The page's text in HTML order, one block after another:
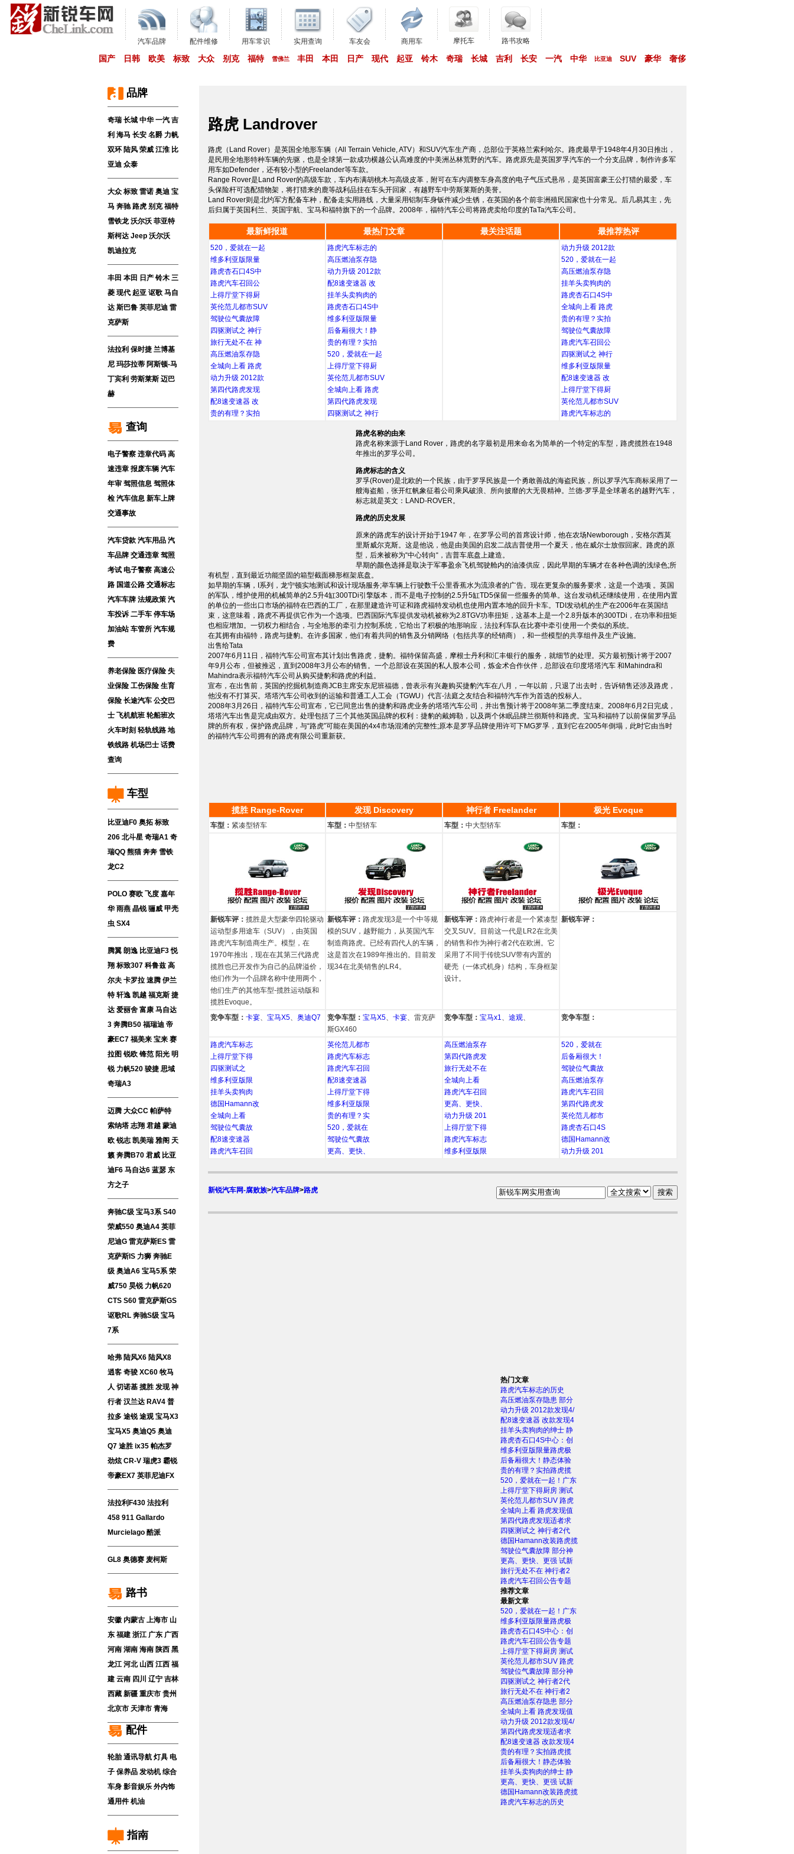
汽车品牌 配件维修 用车常识 实用查询 车友会 商用车 摩托车 路书攻略
国产 日韩 欧美 标致 大众 别克 福特 雪佛兰 丰田 本田 日产 现代 起亚 铃木 奇瑞 长城 吉利 长安 一汽 中华 比亚迪 SUV 豪华 奢侈
品牌
奇瑞 长城 中华 一汽 吉
利 海马 长安 名爵 力帆
双环 陆风 荣威 江淮 比
亚迪 众泰
大众 标致 雷诺 奥迪 宝
马 奔驰 路虎 别克 福特
雪铁龙 沃尔沃 菲亚特
斯柯达 Jeep 沃尔沃
凯迪拉克
丰田 本田 日产 铃木 三
菱 现代 起亚 讴歌 马自
达 斯巴鲁 英菲尼迪 雷
克萨斯
法拉利 保时捷 兰博基
尼 玛莎拉蒂 阿斯顿-马
丁宾利 劳斯莱斯 迈巴
赫
查询
电子警察 违章代码 高
速违章 报废车辆 汽车
年审 驾照信息 驾照体
检 汽车信息 新车上牌
交通事故
汽车贷款 汽车用品 汽
车品牌 交通违章 驾照
考试 电子警察 高速公
路 国道公路 交通标志
汽车车牌 法规政策 汽
车投诉 二手车 停车场
加油站 车管所 汽车规
费
养老保险 医疗保险 失
业保险 工伤保险 生育
保险 长途汽车 公交巴
士 飞机航班 轮船班次
火车时刻 轻轨线路 地
铁线路 机场巴士 话费
查询
车型
比亚迪F0 奥拓 标致
206 北斗星 奇瑞A1 奇
瑞QQ 熊猫 奔奔 雪铁
龙C2
POLO 赛欧 飞度 嘉年
华 雨燕 晶锐 骊威 甲壳
虫 SX4
腾翼 朗逸 比亚迪F3 悦
翔 标致307 科鲁兹 高
尔夫 卡罗拉 速腾 伊兰
特 轩逸 凯越 福克斯 捷
达 爱丽舍 富康 马自达
3 奔腾B50 福瑞迪 帝
豪EC7 福美来 宝来 赛
拉图 锐欧 锋范 阳光 明
锐 力帆520 骏捷 思域
奇瑞A3
迈腾 大众CC 帕萨特
索纳塔 志翔 君越 蒙迪
欧 锐志 凯美瑞 雅阁 天
籁 奔腾B70 君威 比亚
迪F6 马自达6 蓝瑟 东
方之子
奔驰C级 宝马3系 S40
荣威550 奥迪A4 英菲
尼迪G 雷克萨斯ES 雷
克萨斯IS 力狮 奔驰E
级 奥迪A6 宝马5系 荣
威750 昊锐 力帆620
CTS S60 雷克萨斯GS
讴歌RL 奔驰S级 宝马
7系
哈弗 陆风X6 陆风X8
逍客 奇骏 XC60 牧马
人 切诺基 揽胜 发现 神
行者 汉兰达 RAV4 普
拉多 途锐 途观 宝马X3
宝马X5 奥迪Q5 奥迪
Q7 途胜 ix35 帕杰罗
劲炫 CR-V 瑞虎3 霸锐
帝豪EX7 英菲尼迪FX
法拉利F430 法拉利
458 911 Gallardo
Murcielago 酷派
GL8 奥德赛 麦柯斯
路书
安徽 内蒙古 上海市 山
东 福建 浙江 广东 广西
河南 湖南 海南 陕西 黑
龙江 河北 山西 江西 福
建 云南 四川 辽宁 吉林
西藏 新疆 重庆市 贵州
北京市 天津市 青海
配件
轮胎 通讯导航 灯具 电
子 保养品 发动机 综合
车身 影音娱乐 外内饰
通用件 机油
指南
路虎 Landrover
路虎（Land Rover）是英国全地形车辆（All Terrain Vehicle, ATV）和SUV汽车生产商，总部位于英格兰索利哈尔。路虎最早于1948年4月30日推出，
是民用全地形特种车辆的先驱，也是全球第一款成功横越公认高难度的中美洲丛林荒野的汽车。路虎原先是英国罗孚汽车的一个分支品牌，制作许多军
用车如Defender，还有较小型的Freelander等车款。
Range Rover是Land Rover的高级车款，车内布满胡桃木与高级皮革，附可在车内调整车身高度的电子气压式悬吊，是英国富豪王公打猎的最爱，车
头保险杆可选配猎物架，将打猎来的鹿等战利品挂在车头开回家，有越野车中劳斯莱斯的美誉。
Land Rover则是北约军方配备车种，配备走实用路线，大量采用铝制车身钣件减少生锈，在英国的各个前非洲殖民国家也十分常见。后几易其主，先
后归属于英国利兰、英国宇航、宝马和福特旗下的一个品牌。2008年，福特汽车公司将路虎卖给印度的TaTa汽车公司。
最新鲜报道 最热门文章 最关注话题 最推荐热评
520，爱就在一起
维多利亚版限量
路虎杏石口4S中
路虎汽车召回公
上得厅堂下得厨
英伦范儿都市SUV
驾驶位气囊故障
四驱测试之 神行
旅行无处不在 神
高压燃油泵存隐
全城向上看 路虎
动力升级 2012款
第四代路虎发现
配8速变速器 改
贵的有理？实拍
路虎汽车标志的
高压燃油泵存隐
动力升级 2012款
配8速变速器 改
挂羊头卖狗肉的
路虎杏石口4S中
维多利亚版限量
后备厢很大！静
贵的有理？实拍
520，爱就在一起
上得厅堂下得厨
英伦范儿都市SUV
全城向上看 路虎
第四代路虎发现
四驱测试之 神行
动力升级 2012款
520，爱就在一起
高压燃油泵存隐
挂羊头卖狗肉的
路虎杏石口4S中
全城向上看 路虎
贵的有理？实拍
驾驶位气囊故障
路虎汽车召回公
四驱测试之 神行
维多利亚版限量
配8速变速器 改
上得厅堂下得厨
英伦范儿都市SUV
路虎汽车标志的
路虎名称的由来
路虎名称来源于Land Rover，路虎的名字最初是用来命名为简单的一个特定的车型，路虎揽胜在1948
年推出的罗孚公司。
路虎标志的含义
罗孚(Rover)是北欧的一个民族，由于罗孚民族是一个勇敢善战的海盗民族，所以罗孚汽车商标采用了一
艘海盗船，张开红帆象征着公司乘风破浪、所向披靡的大无畏精神。兰德-罗孚是全球著名的越野汽车，
标志就是英文：LAND-ROVER。
路虎的历史发展
原来的路虎车的设计开始于1947 年，在罗孚公司的首席设计师，他在农场Newborough，安格尔西莫
里斯威尔克斯。这是他说，他是由美国的启发二战吉普使用一个夏天，他在威尔士放假回家。路虎的原
型，后来被称为“中心转向“，吉普车底盘上建造。
早期的颜色选择是取决于军事盈余飞机驾驶舱内的油漆供应，因此早期的车辆才在各种色调的浅绿色;所
有机型，直到最近功能坚固的箱型截面梯形框架底盘。
如早期的车辆，I系列，龙宁顿实地测试和设计现场服务;举车辆上行驶数千公里香蕉水为流浪者的广告。现在更复杂的服务要求，这是一个选项 。英国
的军队，维护使用的机械简单的2.5升4缸300TDi引擎版本，而不是电子控制的2.5升5缸TD5保留一些服务的简单。这台发动机还继续使用，在使用内置
的单位的一些出口市场的福特在巴西的工厂，在那里建造许可证和路虎福特发动机也使用内置本地的回升卡车。TDI发动机的生产在2006年在英国结
束，这意味着，路虎不再提供它作为一个选项。巴西国际汽车提供发动机被称为2.8TGV功率扭矩，这基本上是一个2.8升版本的300TDi，在功率和扭矩
也相应增加。一切权力相结合，与全地形的牵引力控制系统，它给出了积极的地形响应，法拉利车队在比赛中牵引使用一个类似的系统。
在其拥有由福特，路虎与捷豹。在许多国家，他们有着共同的销售及分销网络（包括共享的经销商），和一些模型的共享组件及生产设施。
出售给Tata
2007年6月11日，福特汽车公司宣布其计划出售路虎，捷豹。福特保留高盛，摩根士丹利和汇丰银行的服务，就细节的处理。买方最初预计将于2007
年9月公布，但被推迟，直到2008年3月公布的销售。一个总部设在英国的私人股本公司，炼金术合作伙伴，总部设在印度塔塔汽车 和Mahindra和
Mahindra表示福特汽车公司从购买捷豹和路虎的利益。
宣布，在出售前，英国的挖掘机制造商JCB主席安东尼班福德，曾表示有兴趣购买捷豹汽车在八月，一年以前，只退了出去时，告诉销售还涉及路虎，
他没有不打算买。塔塔汽车公司收到的运输和普通工人工会（TGWU）代言-法庭之友结合和福特汽车作为首选的投标人。
2008年3月26日，福特汽车公司宣布，它已同意出售的捷豹和路虎业务的塔塔汽车公司，并出售预计将于2008年第二季度结束。2008年6月2日完成，
塔塔汽车出售是完成由双方。处理包括了三个其他英国品牌的权利：捷豹的戴姆勒，以及两个休眠品牌兰彻斯特和路虎。宝马和福特了以前保留罗孚品
牌的所有权，保护路虎品牌，与“路虎”可能在美国的4x4市场混淆的完整性;原本是罗孚品牌使用许可下MG罗孚，直到它在2005年倒塌，此时它由当时
的福特汽车公司拥有的路虎有限公司重新获。
揽胜 Range-Rover 发现 Discovery 神行者 Freelander 极光 Evoque
车型： 紧凑型轿车 车型： 中型轿车 车型： 中大型轿车 车型：
新锐车评： 揽胜是大型豪华四轮驱动
运动型多用途车（SUV），由英国
路虎汽车制造商生产。模型，在
1970年推出，现在在其第三代路虎
揽胜也已开发作为自己的品牌溢价，
他们作为一个品牌名称中使用两个，
他们生产的其他车型-揽胜运动版和
揽胜Evoque。
新锐车评： 路虎发现3是一个中等规
模的SUV，越野能力，从英国汽车
制造商路虎。已经有四代人的车辆，
这是首次在1989年推出的。目前发
现34在北美销售的LR4。
新锐车评： 路虎神行者是一个紧凑型
交叉SUV。目前这一代是LR2在北美
的销售和作为神行者2代在欧洲。它
采用了不同于传统SUV带有内置的
硬壳（一体式机身）结构，车身框架
设计。
新锐车评：
竞争车型： 卡宴、 宝马X5、 奥迪Q7 竞争车型： 宝马X5、 卡宴、雷克萨
斯GX460
竞争车型： 宝马x1、 途观、 竞争车型：
路虎汽车标志
上得厅堂下得
四驱测试之
维多利亚版限
挂羊头卖狗肉
德国Hamann改
全城向上看
驾驶位气囊故
配8速变速器
路虎汽车召回
英伦范儿都市
路虎汽车标志
路虎汽车召回
配8速变速器
上得厅堂下得
维多利亚版限
贵的有理？实
520，爱就在
驾驶位气囊故
更高、更快、
高压燃油泵存
第四代路虎发
旅行无处不在
全城向上看
路虎汽车召回
更高、更快、
动力升级 201
上得厅堂下得
路虎汽车标志
维多利亚版限
520，爱就在
后备厢很大！
驾驶位气囊故
高压燃油泵存
路虎汽车召回
第四代路虎发
英伦范儿都市
路虎杏石口4S
德国Hamann改
动力升级 201
新锐汽车网-腐败族>汽车品牌>路虎
热门文章
路虎汽车标志的历史
高压燃油泵存隐患 部分
动力升级 2012款发现4/
配8速变速器 改款发现4
挂羊头卖狗肉的绅士 静
路虎杏石口4S中心：创
维多利亚版限量路虎极
后备厢很大！静态体验
贵的有理？实拍路虎揽
520，爱就在一起！广东
上得厅堂下得厨房 测试
英伦范儿都市SUV 路虎
全城向上看 路虎发现值
第四代路虎发现适者求
四驱测试之 神行者2代
德国Hamann改装路虎揽
驾驶位气囊故障 部分神
更高、更快、更强 试新
旅行无处不在 神行者2
路虎汽车召回公告专题
推荐文章
最新文章
520，爱就在一起！广东
维多利亚版限量路虎极
路虎杏石口4S中心：创
路虎汽车召回公告专题
上得厅堂下得厨房 测试
英伦范儿都市SUV 路虎
驾驶位气囊故障 部分神
四驱测试之 神行者2代
旅行无处不在 神行者2
高压燃油泵存隐患 部分
全城向上看 路虎发现值
动力升级 2012款发现4/
第四代路虎发现适者求
配8速变速器 改款发现4
贵的有理？实拍路虎揽
后备厢很大！静态体验
挂羊头卖狗肉的绅士 静
更高、更快、更强 试新
德国Hamann改装路虎揽
路虎汽车标志的历史